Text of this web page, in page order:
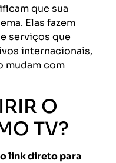
que sua
Elas fazem
serviços que
internacionais,
mudam com
O
TV?
link direto para